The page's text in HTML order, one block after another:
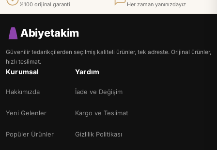
%100 orijinal garanti Her zaman yanınızdayız
Abiyetakim
Güvenilir tedarikçilerden seçilmiş kaliteli ürünler, tek adreste. Orijinal ürünler,
hızlı teslimat.
Kurumsal
Hakkımızda
Yeni Gelenler
Popüler Ürünler
Yardım
İade ve Değişim
Kargo ve Teslimat
Gizlilik Politikası